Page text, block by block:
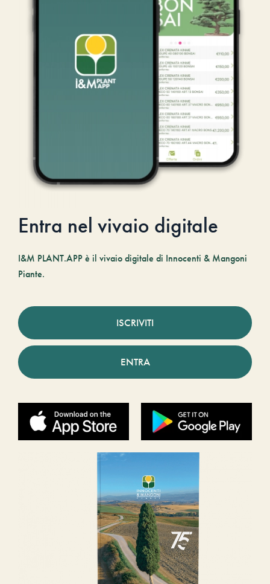
Entra nel vivaio digitale
I&M PLANT.APP è il vivaio digitale di Innocenti & Mangoni
Piante.
ISCRIVITI
ENTRA